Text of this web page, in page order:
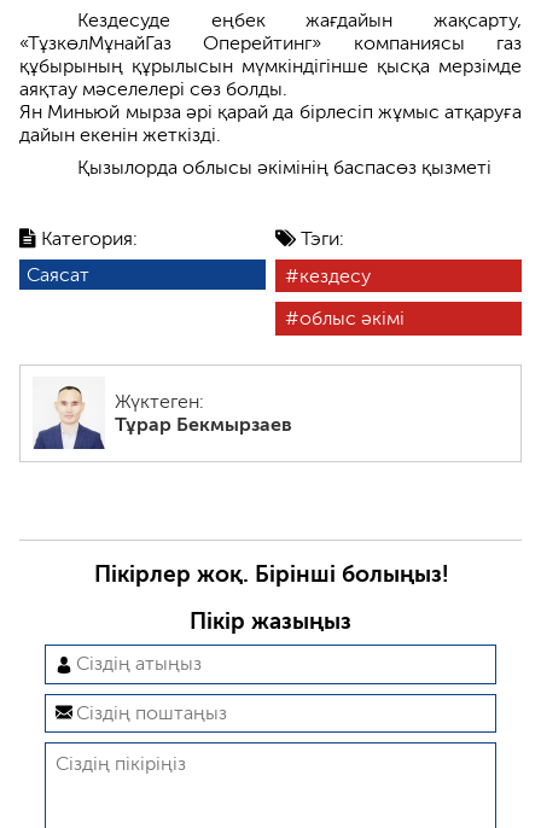
Категория:
Саясат
Тэги:
кездесу
облыс әкімі
Жүктеген:
Тұрар Бекмырзаев
Кездесуде еңбек жағдайын жақсарту,
«ТұзкөлМұнайГаз Оперейтинг» компаниясы газ
құбырының құрылысын мүмкіндігінше қысқа мерзімде
аяқтау мәселелері сөз болды.
Ян Миньюй мырза әрі қарай да бірлесіп жұмыс атқаруға
дайын екенін жеткізді.
Қызылорда облысы әкімінің баспасөз қызметі
Пікірлер жоқ. Бірінші болыңыз!
Пікір жазыңыз